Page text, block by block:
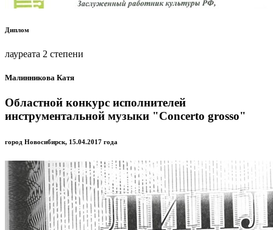
Диплом
лауреата 2 степени
Малинникова Катя
Областной конкурс исполнителей
инструментальной музыки "Concerto grosso"
город Новосибирск, 15.04.2017 года